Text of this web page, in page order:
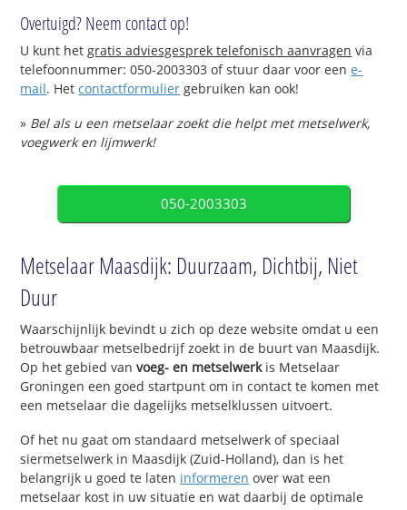
Overtuigd? Neem contact op!
U kunt hetgratis adviesgesprek telefonisch aanvragen via
telefoonnummer: 050-2003303 of stuur daar voor eene-
mail. Hetcontactformulier gebruiken kan ook!
» Bel als u een metselaar zoekt die helpt met metselwerk,
voegwerk en lijmwerk!
050-2003303
Metselaar Maasdijk: Duurzaam, Dichtbij, Niet
Duur
Waarschijnlijk bevindt u zich op deze website omdat u een
betrouwbaar metselbedrijf zoekt in de buurt van Maasdijk.
Op het gebied van voeg- en metselwerkis Metselaar
Groningen een goed startpunt om in contact te komen met
een metselaar die dagelijks metselklussen uitvoert.
Of het nu gaat om standaard metselwerk of speciaal
siermetselwerk in Maasdijk (Zuid-Holland), dan is het
belangrijk u goed te laten informeren over wat een
metselaar kost in uw situatie en wat daarbij de optimale